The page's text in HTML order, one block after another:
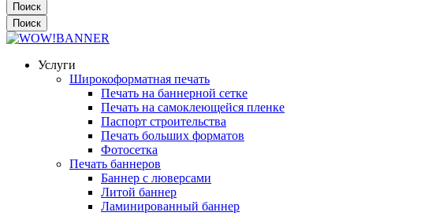
Поиск
Поиск
Услуги
Широкоформатная печать
Печать на баннерной сетке
Печать на самоклеющейся пленке
Паспорт строительства
Печать больших форматов
Фотосетка
Печать баннеров
Баннер с люверсами
Литой баннер
Ламинированный баннер